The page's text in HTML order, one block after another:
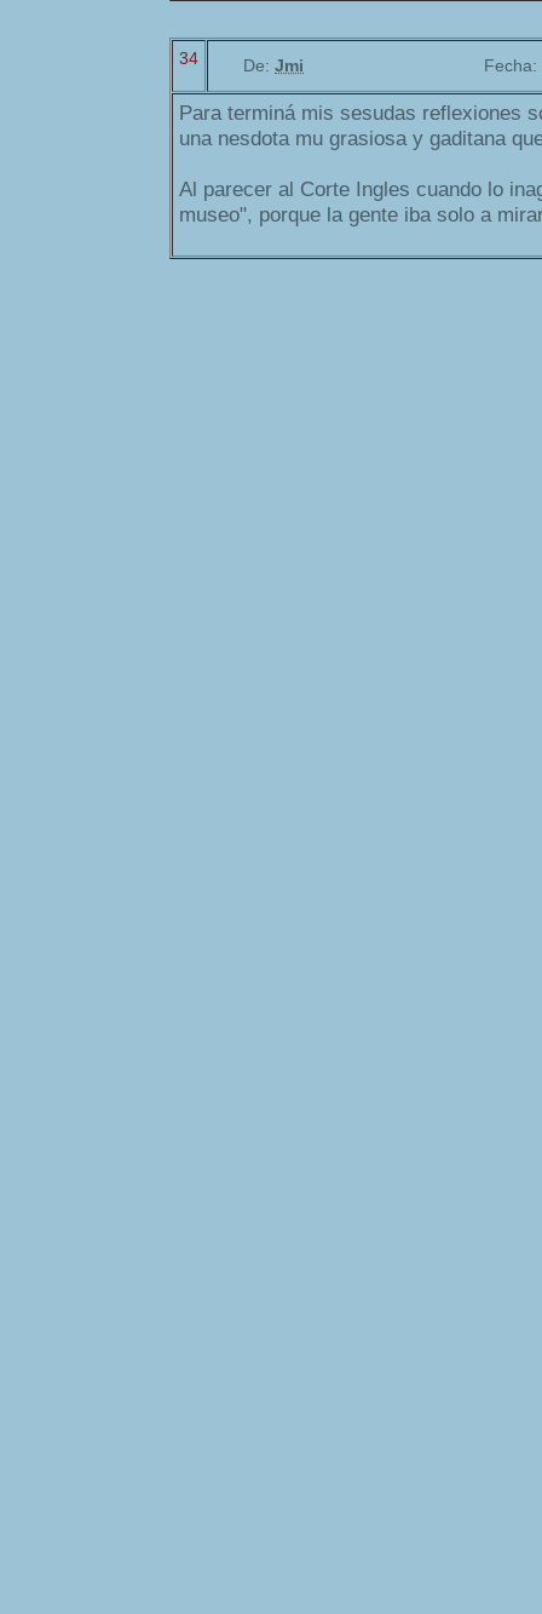
34 De: Jmi Fecha:
Para terminá mis sesudas reflexiones
una nesdota mu grasiosa y gaditana
Al parecer al Corte Ingles cuando lo
museo", porque la gente iba solo a